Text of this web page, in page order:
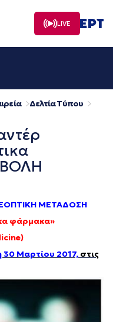
LIVE
Δελτία Τύπου
ΜΕΤΑΔΟΣΗ
φάρμακα»
)
30 Μαρτίου 2017, στις